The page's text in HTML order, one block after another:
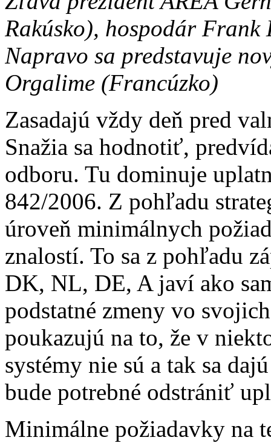
Rakúsko), hospodár Frank
Napravo sa predstavuje
Orgalime (Francúzko)
Zasadajú vždy deň pred
Snažia sa hodnotiť,
odboru. Tu dominuje
842/2006. Z pohľadu
úroveň minimálnych
znalostí. To sa z pohľadu
DK, NL, DE, A javí ako
podstatné zmeny vo
poukazujú na to, že v
systémy nie sú a tak sa
bude potrebné odstrániť
Minimálne požiadavky na